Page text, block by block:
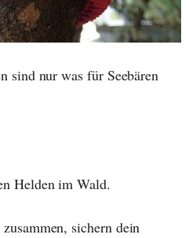
sind nur was für Seebären
Helden im Wald.
sichern dein